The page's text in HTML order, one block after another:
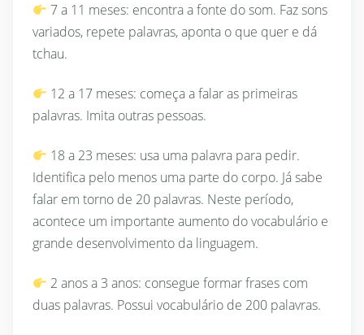
7 a 11 meses: encontra a fonte do som. Faz sons
variados, repete palavras, aponta o que quer e dá
tchau.
12 a 17 meses: começa a falar as primeiras
palavras. Imita outras pessoas.
18 a 23 meses: usa uma palavra para pedir.
Identifica pelo menos uma parte do corpo. Já sabe
falar em torno de 20 palavras. Neste período,
acontece um importante aumento do vocabulário e
grande desenvolvimento da linguagem.
2 anos a 3 anos: consegue formar frases com
duas palavras. Possui vocabulário de 200 palavras.